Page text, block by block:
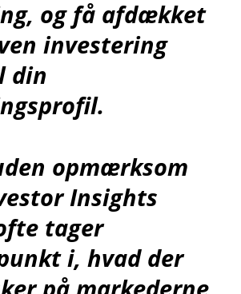
og få afdækket
investering
din
opmærksom
Insights
tager
i, hvad der
på markederne